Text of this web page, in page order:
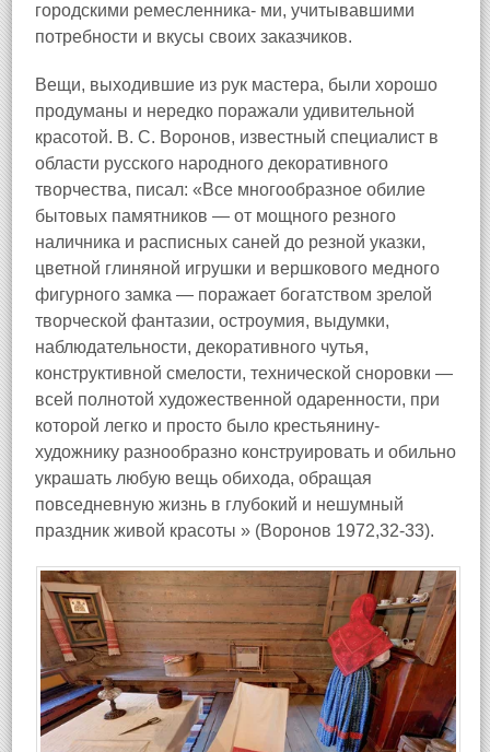
городскими ремесленника- ми, учитывавшими
потребности и вкусы своих заказчиков.
Вещи, выходившие из рук мастера, были хорошо
продуманы и нередко поражали удивительной
красотой. В. С. Воронов, известный специалист в
области русского народного декоративного
творчества, писал: «Все многообразное обилие
бытовых памятников — от мощного резного
наличника и расписных саней до резной указки,
цветной глиняной игрушки и вершкового медного
фигурного замка — поражает богатством зрелой
творческой фантазии, остроумия, выдумки,
наблюдательности, декоративного чутья,
конструктивной смелости, технической сноровки —
всей полнотой художественной одаренности, при
которой легко и просто было крестьянину-
художнику разнообразно конструировать и обильно
украшать любую вещь обихода, обращая
повседневную жизнь в глубокий и нешумный
праздник живой красоты » (Воронов 1972,32-33).